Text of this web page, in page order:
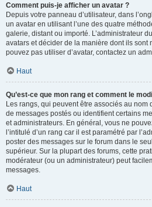
Comment puis-je afficher un avatar ?
Depuis votre panneau d’utilisateur, dans
un avatar en utilisant l’une des quatre
galerie, distant ou importé. L’administrateur
avatars et décider de la manière dont ils sont
pouvez pas utiliser d’avatar, contactez un
Haut
Qu’est-ce que mon rang et comment le
Les rangs, qui peuvent être associés au nom
de messages postés ou identifient certains
et administrateurs. En général, vous ne
l’intitulé d’un rang car il est paramétré par
poster des messages sur le forum dans le
supérieur. Sur la plupart des forums, cette
modérateur (ou un administrateur) peut
messages.
Haut